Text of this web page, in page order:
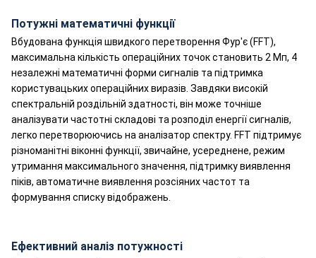
Потужні математичні функції
Вбудована функція швидкого перетворення Фур'є (FFT),
максимальна кількість операційних точок становить 2 Мп, 4
незалежні математичні форми сигналів та підтримка
користувацьких операційних виразів. Завдяки високій
спектральній роздільній здатності, він може точніше
аналізувати частотні складові та розподіл енергії сигналів,
легко перетворюючись на аналізатор спектру. FFT підтримує
різноманітні віконні функції, звичайне, усереднене, режим
утримання максимального значення, підтримку виявлення
піків, автоматичне виявлення розсіяних частот та
формування списку відображень.
Ефективний аналіз потужності